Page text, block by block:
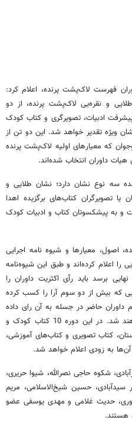
فهرست لاک‌پشت پرنده، اعلام کرد:
و نقره‌یی لاک‌پشت پرنده، از دو
ادبیات، تصویرگری و کتاب کودک
ویژه تقدیر خواهد شد. این دو تن از
و نوجوان که معیارهای اولیه لاک‌پشت پرنده
داوران انتخاب شده‌اند.
سه نوع نشان دارد؛ نشان طلایی و
یا تصویرگران کتاب‌های برگزیده اهدا
به پیشکسوتان کتاب و ادبیات کودک
اصول، معیار‌ها و شیوه نامه اجرایی
اعلام کرده‌اند و طبق این شیوه‌نامه
برسد باید رأی اکثریت داوران را
که بیش از دو سوم آرا را کسب کرده
داوران حاضر در جسله به آن رای داده
باشند، موفق به دریافت نشان نقره خواهند شد. در این دوره 10 کتاب کودک و
کتاب تصویری و کتاب‌های آموزشی،
به زودی اعلام خواهد شد.
شکوه حاجی نصرالله، شیوا حریری،
سیدآبادی، حسین شیخ‌الاسلامی، مریم
حدیث غلامی و مهدی یوسفی عضو
هستند.